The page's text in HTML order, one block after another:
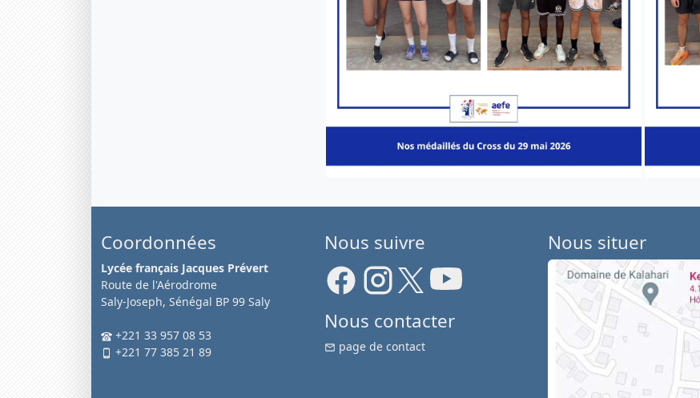
Coordonnées
Lycée français Jacques Prévert
Route de l'Aérodrome
Saly-Joseph, Sénégal BP 99 Saly
+221 33 957 08 53
+221 77 385 21 89
Nous suivre
Nous contacter
page de contact
Nous situer